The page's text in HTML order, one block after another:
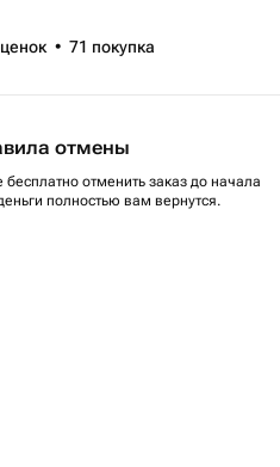
• 71 покупка
отмены
отменить заказ до начала
полностью вам вернутся.